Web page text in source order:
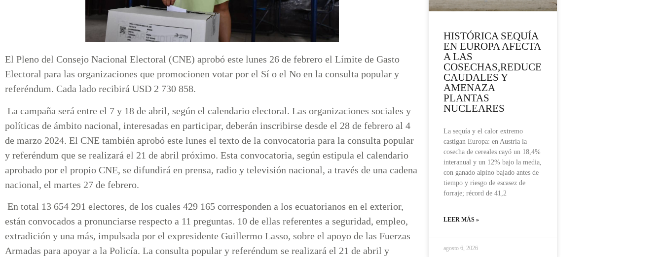
El Pleno del Consejo Nacional Electoral (CNE) aprobó este lunes 26 de febrero el Límite de Gasto
Electoral para las organizaciones que promocionen votar por el Sí o el No en la consulta popular y
referéndum. Cada lado recibirá USD 2 730 858.
La campaña será entre el 7 y 18 de abril, según el calendario electoral. Las organizaciones sociales y
políticas de ámbito nacional, interesadas en participar, deberán inscribirse desde el 28 de febrero al 4
de marzo 2024. El CNE también aprobó este lunes el texto de la convocatoria para la consulta popular
y referéndum que se realizará el 21 de abril próximo. Esta convocatoria, según estipula el calendario
aprobado por el propio CNE, se difundirá en prensa, radio y televisión nacional, a través de una cadena
nacional, el martes 27 de febrero.
En total 13 654 291 electores, de los cuales 429 165 corresponden a los ecuatorianos en el exterior,
están convocados a pronunciarse respecto a 11 preguntas. 10 de ellas referentes a seguridad, empleo,
extradición y una más, impulsada por el expresidente Guillermo Lasso, sobre el apoyo de las Fuerzas
Armadas para apoyar a la Policía. La consulta popular y referéndum se realizará el 21 de abril y
HISTÓRICA SEQUÍA
EN EUROPA AFECTA
A LAS
COSECHAS,REDUCE
CAUDALES Y
AMENAZA
PLANTAS
NUCLEARES
La sequía y el calor extremo
castigan Europa: en Austria la
cosecha de cereales cayó un 18,4%
interanual y un 12% bajo la media,
con ganado alpino bajado antes de
tiempo y riesgo de escasez de
forraje; récord de 41,2
LEER MÁS »
agosto 6, 2026